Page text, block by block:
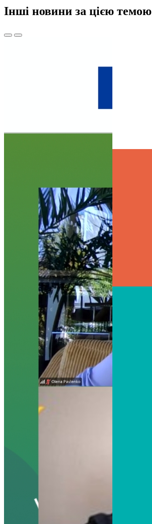
Інші новини за цією темою